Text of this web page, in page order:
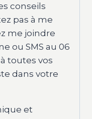
conseils
pas à me
me joindre
ou SMS au 06
à toutes vos
dans votre
et